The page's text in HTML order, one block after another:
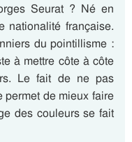
Seurat ? Né en
nationalité française.
du pointillisme :
à mettre côte à côte
Le fait de ne pas
permet de mieux faire
des couleurs se fait